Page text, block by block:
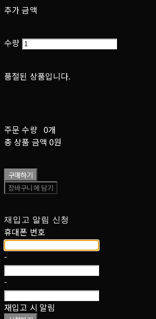
추가 금액
수량
품절된 상품입니다.
주문 수량 0개
총 상품 금액 0원
구매하기
장바구니에 담기
재입고 알림 신청
휴대폰 번호
-
-
재입고 시 알림